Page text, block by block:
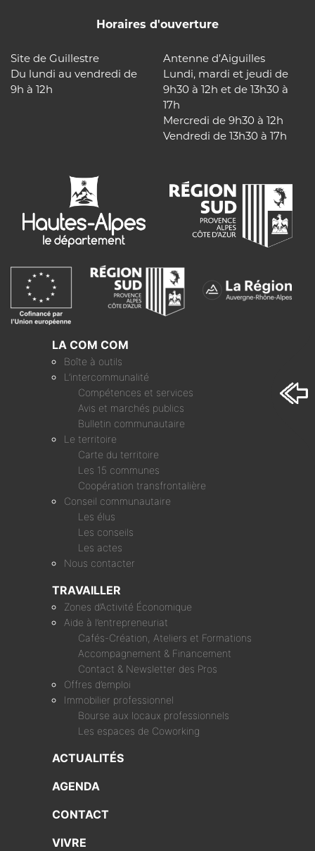
Horaires d'ouverture
Site de Guillestre
Du lundi au vendredi de
9h à 12h
Antenne d’Aiguilles
Lundi, mardi et jeudi de
9h30 à 12h et de 13h30 à
17h
Mercredi de 9h30 à 12h
Vendredi de 13h30 à 17h
LA COM COM
Boîte à outils
L’intercommunalité
Compétences et services
Avis et marchés publics
Bulletin communautaire
Le territoire
Carte du territoire
Les 15 communes
Coopération transfrontalière
Conseil communautaire
Les élus
Les conseils
Les actes
Nous contacter
TRAVAILLER
Zones d’Activité Économique
Aide à l’entrepreneuriat
Cafés-Création, Ateliers et Formations
Accompagnement & Financement
Contact & Newsletter des Pros
Offres d’emploi
Immobilier professionnel
Bourse aux locaux professionnels
Les espaces de Coworking
ACTUALITÉS
AGENDA
CONTACT
VIVRE